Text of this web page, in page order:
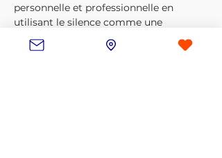
personnelle et professionnelle en
utilisant le silence comme une
ressource.